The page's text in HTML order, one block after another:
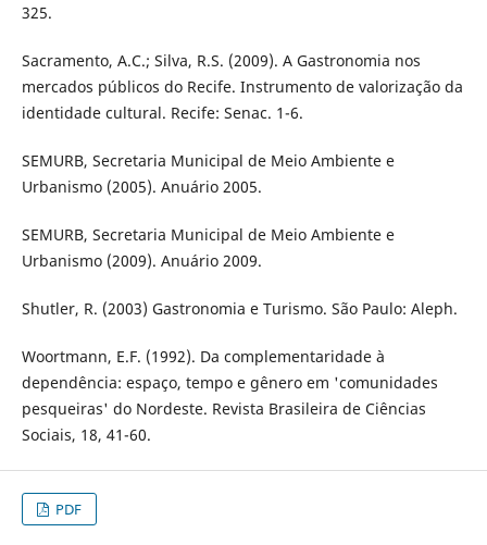
325.
Sacramento, A.C.; Silva, R.S. (2009). A Gastronomia nos
mercados públicos do Recife. Instrumento de valorização da
identidade cultural. Recife: Senac. 1-6.
SEMURB, Secretaria Municipal de Meio Ambiente e
Urbanismo (2005). Anuário 2005.
SEMURB, Secretaria Municipal de Meio Ambiente e
Urbanismo (2009). Anuário 2009.
Shutler, R. (2003) Gastronomia e Turismo. São Paulo: Aleph.
Woortmann, E.F. (1992). Da complementaridade à
dependência: espaço, tempo e gênero em 'comunidades
pesqueiras' do Nordeste. Revista Brasileira de Ciências
Sociais, 18, 41-60.
PDF